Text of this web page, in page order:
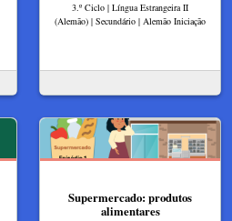
3.º Ciclo | Língua Estrangeira II
(Alemão) | Secundário | Alemão Iniciação
Supermercado: produtos
alimentares